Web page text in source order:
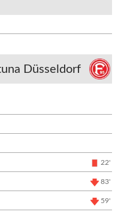
Düsseldorf
22'
83'
59'